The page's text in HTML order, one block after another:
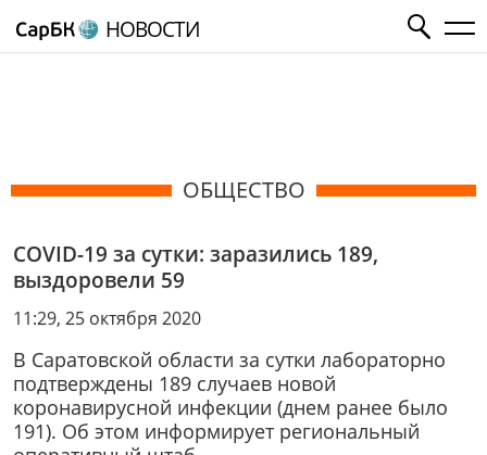
НОВОСТИ
ОБЩЕСТВО
COVID-19 за сутки: заразились 189,
выздоровели 59
11:29, 25 октября 2020
В Саратовской области за сутки лабораторно
подтверждены 189 случаев новой
коронавирусной инфекции (днем ранее было
191). Об этом информирует региональный